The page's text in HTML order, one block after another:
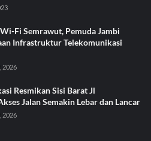
Fi Semrawut, Pemuda Jambi
Infrastruktur Telekomunikasi
2026
Resmikan Sisi Barat Jl
Jalan Semakin Lebar dan Lancar
2026